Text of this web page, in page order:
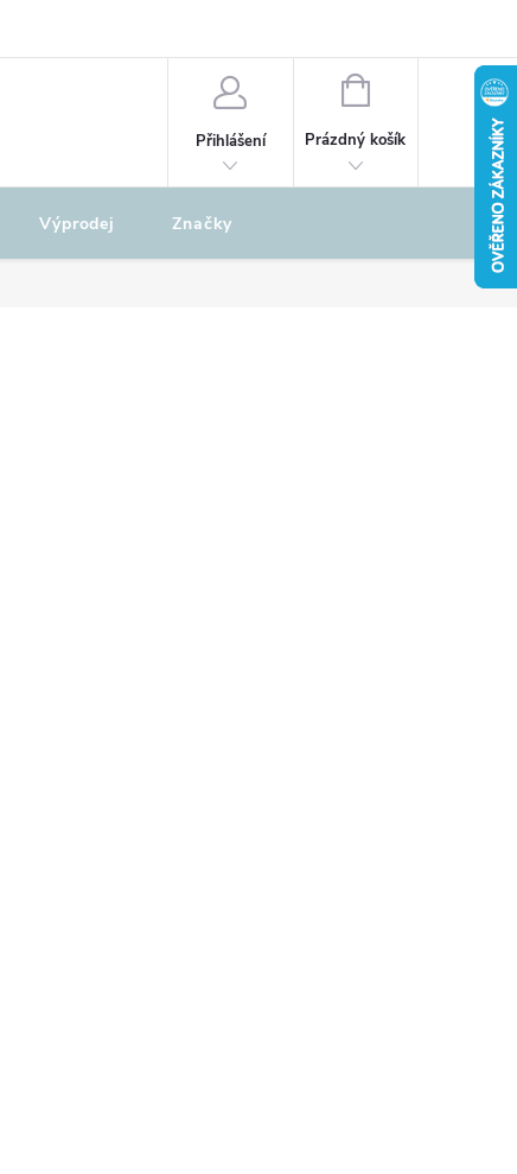
Přihlášení
NÁKUPNÍ
Prázdný košík
Výprodej Značky